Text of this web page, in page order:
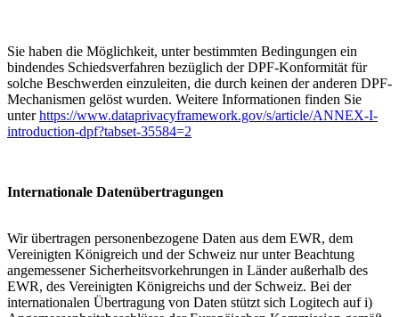
Sie haben die Möglichkeit, unter bestimmten Bedingungen ein
bindendes Schiedsverfahren bezüglich der DPF-Konformität für
solche Beschwerden einzuleiten, die durch keinen der anderen DPF-
Mechanismen gelöst wurden. Weitere Informationen finden Sie
unterhttps://www.dataprivacyframework.gov/s/article/ANNEX-I-
introduction-dpf?tabset-35584=2
Internationale Datenübertragungen
Wir übertragen personenbezogene Daten aus dem EWR, dem
Vereinigten Königreich und der Schweiz nur unter Beachtung
angemessener Sicherheitsvorkehrungen in Länder außerhalb des
EWR, des Vereinigten Königreichs und der Schweiz. Bei der
internationalen Übertragung von Daten stützt sich Logitech auf i)